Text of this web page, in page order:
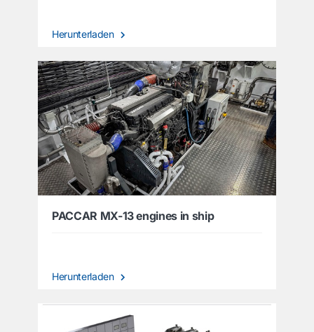
Herunterladen
PACCAR MX-13 engines in ship
Herunterladen